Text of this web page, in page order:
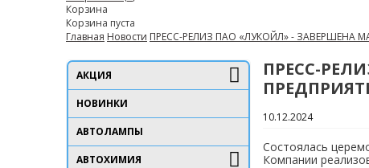
Корзина
Корзина пуста
Главная Новости ПРЕСС-РЕЛИЗ ПАО «ЛУКОЙЛ» - ЗАВЕРШЕНА
АКЦИЯ
НОВИНКИ
АВТОЛАМПЫ
АВТОХИМИЯ
ПРЕСС-
10.12.2024
Состоялась
Компании